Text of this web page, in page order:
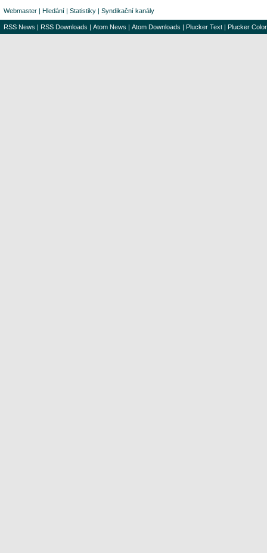
Webmaster | Hledání | Statistiky | Syndikační kanály
RSS News | RSS Downloads | Atom News | Atom Downloads | Plucker Text | Plucker Color